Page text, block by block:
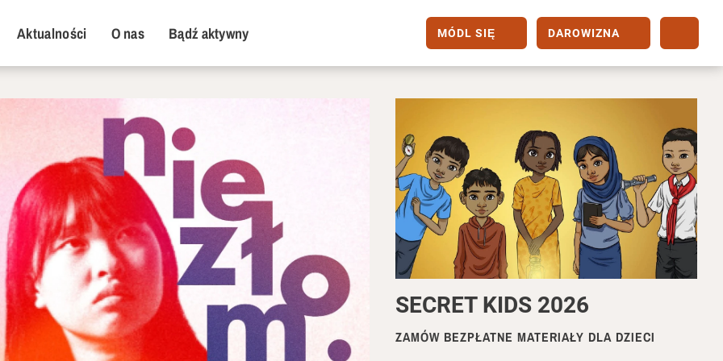
Aktualności O nas Bądź aktywny MÓDL SIĘ DAROWIZNA
Next SECRET KIDS 2026
ZAMÓW BEZPŁATNE MATERIAŁY DLA DZIECI